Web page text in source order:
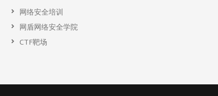
网络安全培训
网盾网络安全学院
CTF靶场